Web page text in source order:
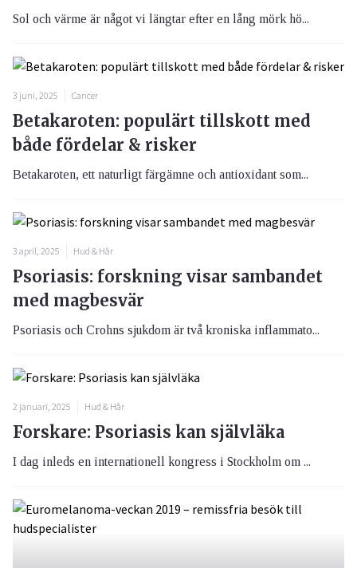
Sol och värme är något vi längtar efter en lång mörk hö...
3 juni, 2025 Cancer
Betakaroten: populärt tillskott med
både fördelar & risker
Betakaroten, ett naturligt färgämne och antioxidant som...
3 april, 2025 Hud & Hår
Psoriasis: forskning visar sambandet
med magbesvär
Psoriasis och Crohns sjukdom är två kroniska inflammato...
2 januari, 2025 Hud & Hår
Forskare: Psoriasis kan självläka
I dag inleds en internationell kongress i Stockholm om ...